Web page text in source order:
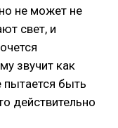
не может не
свет, и
звучит как
быть
действительно